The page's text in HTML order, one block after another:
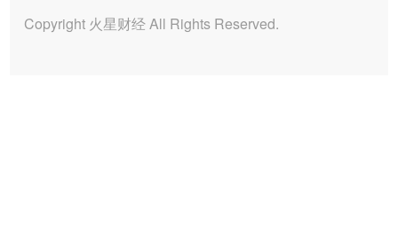
Copyright 火星财经 All Rights Reserved.